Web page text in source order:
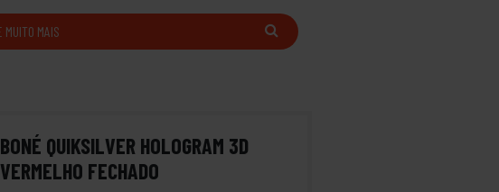
BONÉ QUIKSILVER HOLOGRAM 3D
VERMELHO FECHADO